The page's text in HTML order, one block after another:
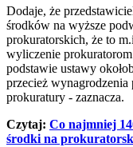
Dodaje, że
środków na wyższe
prokuratorskich, że to
wyliczenie
podstawie ustawy
przecież wynagrodzenia
prokuratury - zaznacza.
Czytaj: Co najmniej
środki na